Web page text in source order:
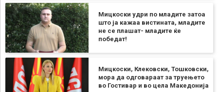
Мицкоски удри по младите затоа
што ја кажаа вистината, младите
не се плашат- младите ќе
победат!
Мицкоски, Клековски, Тошковски,
мора да одговараат за труењето
во Гостивар и во цела Македонија